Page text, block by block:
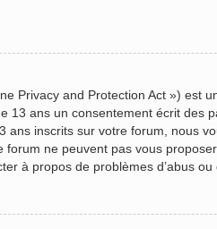
Privacy and Protection Act ») est
13 ans un consentement écrit des
ans inscrits sur votre forum, nous
ne peuvent pas vous
à propos de problèmes d’abus ou